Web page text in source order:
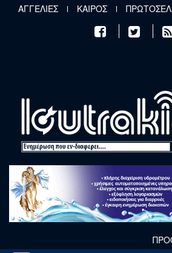
Παράκαμψη προς το κυρίως
ΑΓΓΕΛΙΕΣ ΚΑΙΡΟΣ